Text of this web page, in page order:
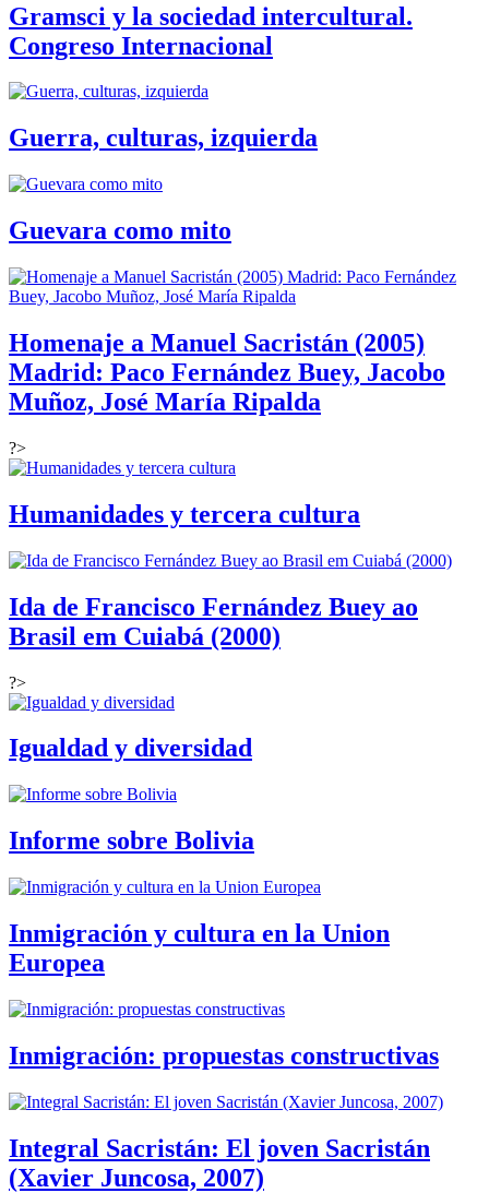
Gramsci y la sociedad intercultural.
Congreso Internacional
Guerra, culturas, izquierda
Guevara como mito
Homenaje a Manuel Sacristán (2005)
Madrid: Paco Fernández Buey, Jacobo
Muñoz, José María Ripalda
?>
Humanidades y tercera cultura
Ida de Francisco Fernández Buey ao
Brasil em Cuiabá (2000)
?>
Igualdad y diversidad
Informe sobre Bolivia
Inmigración y cultura en la Union
Europea
Inmigración: propuestas constructivas
Integral Sacristán: El joven Sacristán
(Xavier Juncosa, 2007)